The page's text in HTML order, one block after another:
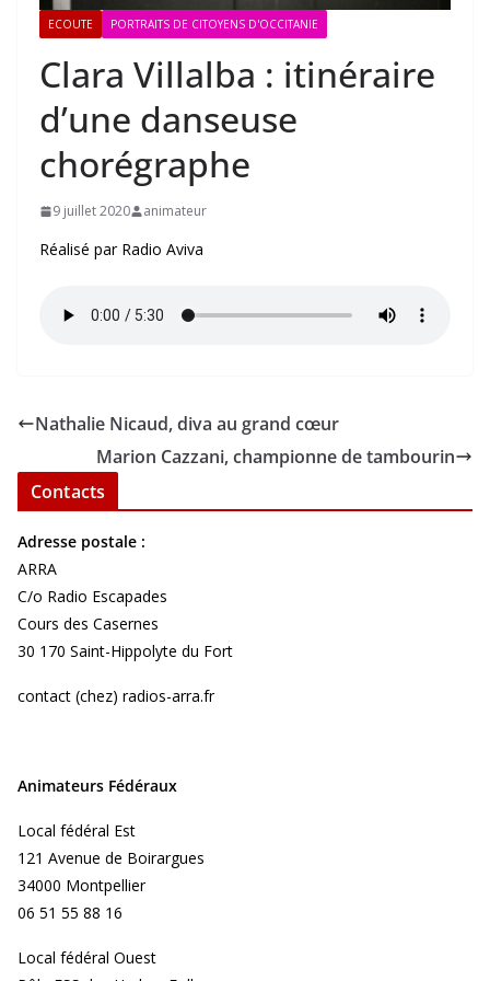
ECOUTE PORTRAITS DE CITOYENS D'OCCITANIE
Clara Villalba : itinéraire
d’une danseuse
chorégraphe
9 juillet 2020 animateur
Réalisé par Radio Aviva
Nathalie Nicaud, diva au grand cœur
Marion Cazzani, championne de tambourin
Contacts
Adresse postale :
ARRA
C/o Radio Escapades
Cours des Casernes
30 170 Saint-Hippolyte du Fort
contact (chez) radios-arra.fr
Animateurs Fédéraux
Local fédéral Est
121 Avenue de Boirargues
34000 Montpellier
06 51 55 88 16
Local fédéral Ouest